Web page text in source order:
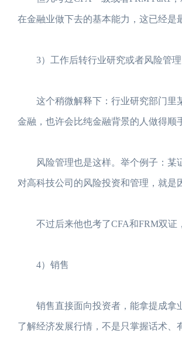
在金融业做下去的基本能力，这已经是
3）工作后转行业研究或者风险管理
这个稍微解释下：行业研究部门里某
金融，也许会比纯金融背景的人做得顺
风险管理也是这样。举个例子：某证
对高科技公司的风险投资和管理，就是
不过后来他也考了CFA和FRM双证
4）销售
销售直接面向投资者，能拿提成拿业
了解经济发展行情，不是只掌握话术、